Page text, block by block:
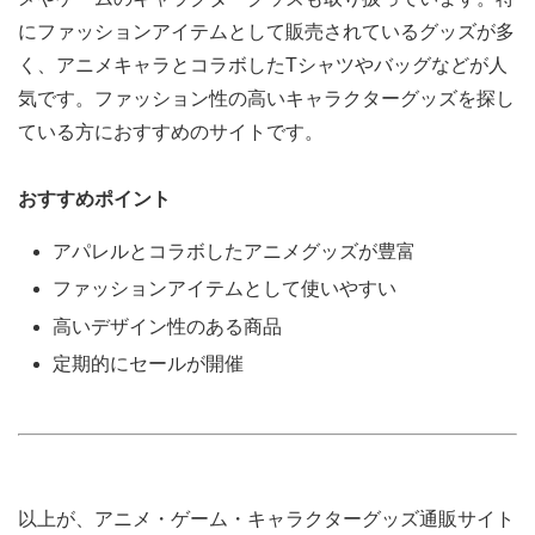
にファッションアイテムとして販売されているグッズが多
く、アニメキャラとコラボしたTシャツやバッグなどが人
気です。ファッション性の高いキャラクターグッズを探し
ている方におすすめのサイトです。
おすすめポイント
アパレルとコラボしたアニメグッズが豊富
ファッションアイテムとして使いやすい
高いデザイン性のある商品
定期的にセールが開催
以上が、アニメ・ゲーム・キャラクターグッズ通販サイト